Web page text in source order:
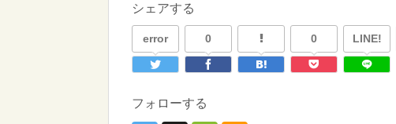
シェアする
error 0 0 LINE!
フォローする